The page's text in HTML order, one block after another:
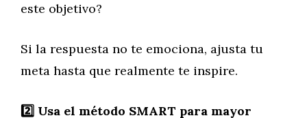
este objetivo?
Si la respuesta no te emociona, ajusta tu
meta hasta que realmente te inspire.
2️ Usa el método SMART para mayor